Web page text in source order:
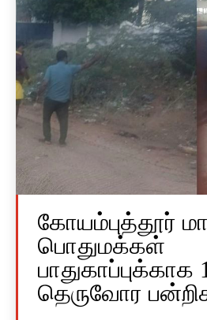
கோயம்புத்தூர்
பொதுமக்கள்
பாதுகாப்புக்காக
தெருவோர